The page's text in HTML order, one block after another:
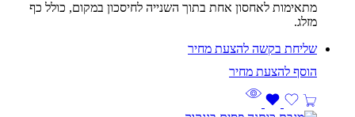
מתאימות לאחסון אחת בתוך השנייה לחיסכון במקום, כולל כף
מזלג.
שליחת בקשה להצעת מחיר